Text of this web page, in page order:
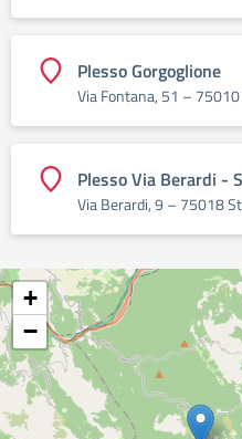
Plesso Gorgoglione
Via Fontana, 51 – 75010
Plesso Via Berardi -
Via Berardi, 9 – 75018
+
−